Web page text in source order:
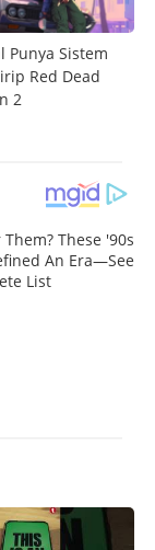
Punya Sistem
Red Dead
2